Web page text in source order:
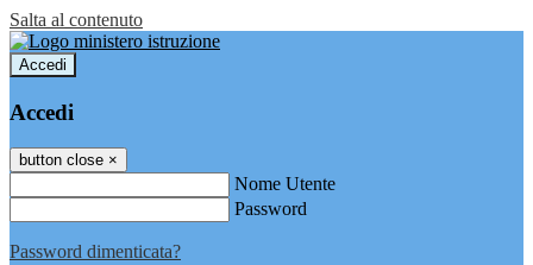
Salta al contenuto
Accedi
Accedi
button close ×
Nome Utente
Password
Password dimenticata?